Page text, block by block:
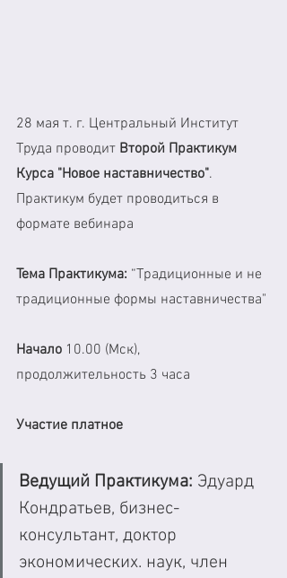
28 мая т. г. Центральный Институт
Труда проводит Второй Практикум
Курса "Новое наставничество".
Практикум будет проводиться в
формате вебинара
Тема Практикума: “Традиционные и не
традиционные формы наставничества"
Начало 10.00 (Мск),
продолжительность 3 часа
Участие платное
Ведущий Практикума: Эдуард
Кондратьев, бизнес-
консультант, доктор
экономических. наук, член